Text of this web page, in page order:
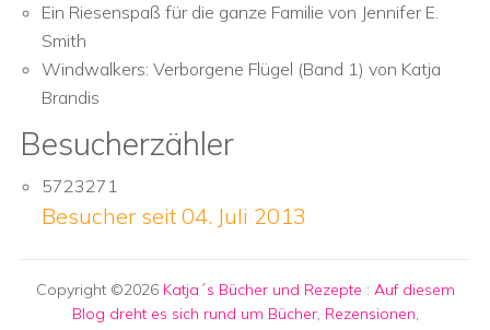
Ein Riesenspaß für die ganze Familie von Jennifer E.
Smith
Windwalkers: Verborgene Flügel (Band 1) von Katja
Brandis
Besucherzähler
5723271
Besucher seit 04. Juli 2013
Copyright ©2026 Katja´s Bücher und Rezepte : Auf diesem
Blog dreht es sich rund um Bücher, Rezensionen,